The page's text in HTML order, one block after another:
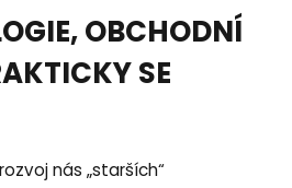
OBCHODNÍ
SE
nás „starších“